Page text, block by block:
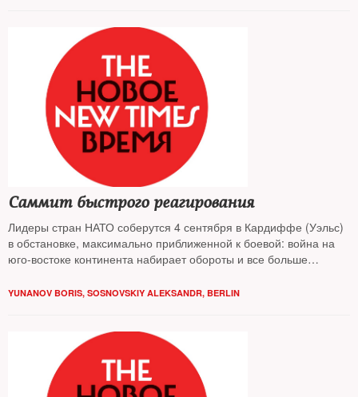
Саммит быстрого реагирования
Лидеры стран НАТО соберутся 4 сентября в Кардиффе (Уэльс)
в обстановке, максимально приближенной к боевой: война на
юго-востоке континента набирает обороты и все больше
предпринимать. Но что?
YUNANOV BORIS, SOSNOVSKIY ALEKSANDR, BERLIN